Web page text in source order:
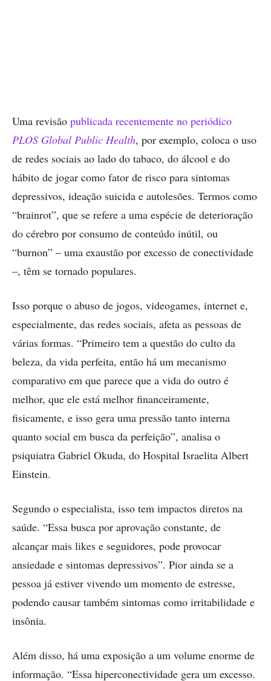
Uma revisão publicada recentemente no periódico
PLOS Global Public Health, por exemplo, coloca o uso
de redes sociais ao lado do tabaco, do álcool e do
hábito de jogar como fator de risco para sintomas
depressivos, ideação suicida e autolesões. Termos como
“brainrot”, que se refere a uma espécie de deterioração
do cérebro por consumo de conteúdo inútil, ou
“burnon” – uma exaustão por excesso de conectividade
–, têm se tornado populares.
Isso porque o abuso de jogos, videogames, internet e,
especialmente, das redes sociais, afeta as pessoas de
várias formas. “Primeiro tem a questão do culto da
beleza, da vida perfeita, então há um mecanismo
comparativo em que parece que a vida do outro é
melhor, que ele está melhor financeiramente,
fisicamente, e isso gera uma pressão tanto interna
quanto social em busca da perfeição”, analisa o
psiquiatra Gabriel Okuda, do Hospital Israelita Albert
Einstein.
Segundo o especialista, isso tem impactos diretos na
saúde. “Essa busca por aprovação constante, de
alcançar mais likes e seguidores, pode provocar
ansiedade e sintomas depressivos”. Pior ainda se a
pessoa já estiver vivendo um momento de estresse,
podendo causar também sintomas como irritabilidade e
insônia.
Além disso, há uma exposição a um volume enorme de
informação. “Essa hiperconectividade gera um excesso.